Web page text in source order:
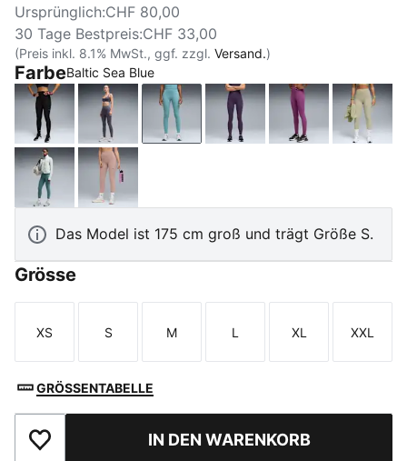
Ursprünglich:CHF 80,00
30 Tage Bestpreis:CHF 33,00
(Preis inkl. 8.1% MwSt., ggf. zzgl. Versand.)
FarbeBaltic Sea Blue
PUMA BlackInky DepthsBaltic Sea BlueDeep PlumPlum WineLux
Herb GardenSandstone
Das Model ist 175 cm groß und trägt Größe S.
Grösse
Größe
XS
Größe
S
Größe
M
Größe
L
Größe
XL
Größe
XXL
GRÖSSENTABELLE
Zu Favoriten hinzufügenIN DEN WARENKORB